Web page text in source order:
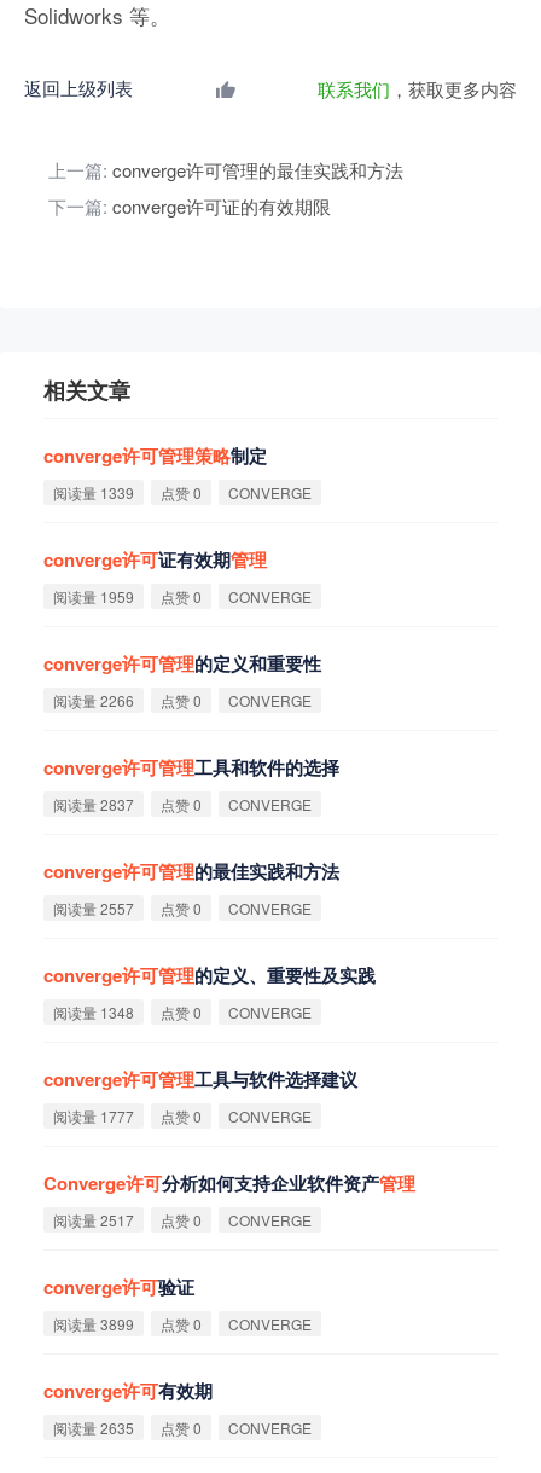
Solidworks 等。
返回上级列表 联系我们 ，获取更多内容
上一篇: converge许可管理的最佳实践和方法
下一篇: converge许可证的有效期限
相关文章
converge许可管理策略制定
阅读量 1339 点赞 0 CONVERGE
converge许可证有效期管理
阅读量 1959 点赞 0 CONVERGE
converge许可管理的定义和重要性
阅读量 2266 点赞 0 CONVERGE
converge许可管理工具和软件的选择
阅读量 2837 点赞 0 CONVERGE
converge许可管理的最佳实践和方法
阅读量 2557 点赞 0 CONVERGE
converge许可管理的定义、重要性及实践
阅读量 1348 点赞 0 CONVERGE
converge许可管理工具与软件选择建议
阅读量 1777 点赞 0 CONVERGE
Converge许可分析如何支持企业软件资产管理
阅读量 2517 点赞 0 CONVERGE
converge许可验证
阅读量 3899 点赞 0 CONVERGE
converge许可有效期
阅读量 2635 点赞 0 CONVERGE